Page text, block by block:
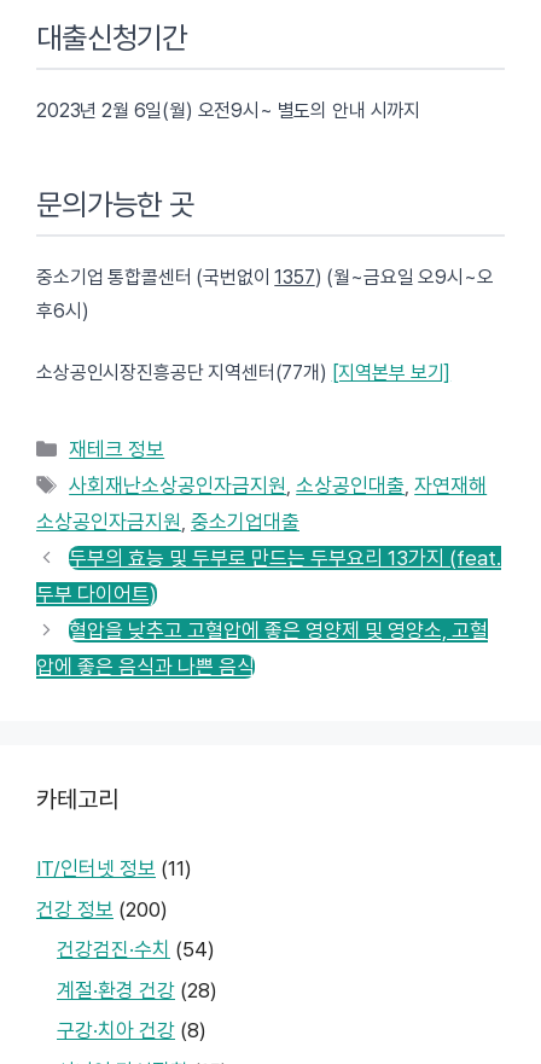
대출신청기간
2023년 2월 6일(월) 오전9시~ 별도의 안내 시까지
문의가능한 곳
중소기업 통합콜센터 (국번없이1357) (월~금요일 오9시~오
후6시)
소상공인시장진흥공단 지역센터(77개) [지역본부 보기]
카
테
리
재테크 정보
태
그
사회재난소상공인자금지원,소상공인대출,자연재해
소상공인자금지원, 중소기업대출
두부의 효능 및 두부로 만드는 두부요리 13가지 (feat.
두부 다이어트)
혈압을 낮추고 고혈압에 좋은 영양제 및 영양소, 고혈
압에 좋은 음식과 나쁜 음식
카테고리
IT/인터넷 정보 (11)
건강 정보 (200)
건강검진·수치 (54)
계절·환경 건강 (28)
구강·치아 건강 (8)